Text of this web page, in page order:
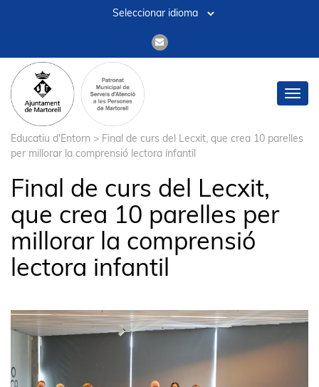
Educatiu d'Entorn > Final de curs del Lecxit, que crea 10 parelles
per millorar la comprensió lectora infantil
Final de curs del Lecxit,
que crea 10 parelles per
millorar la comprensió
lectora infantil